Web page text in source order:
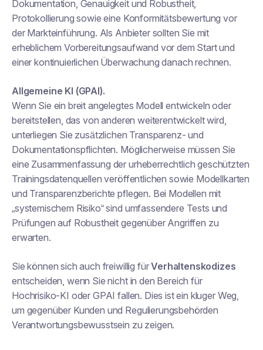
Dokumentation, Genauigkeit und Robustheit,
Protokollierung sowie eine Konformitätsbewertung vor
der Markteinführung. Als Anbieter sollten Sie mit
erheblichem Vorbereitungsaufwand vor dem Start und
einer kontinuierlichen Überwachung danach rechnen.
Allgemeine KI (GPAI).
Wenn Sie ein breit angelegtes Modell entwickeln oder
bereitstellen, das von anderen weiterentwickelt wird,
unterliegen Sie zusätzlichen Transparenz- und
Dokumentationspflichten. Möglicherweise müssen Sie
eine Zusammenfassung der urheberrechtlich geschützten
Trainingsdatenquellen veröffentlichen sowie Modellkarten
und Transparenzberichte pflegen. Bei Modellen mit
„systemischem Risiko“ sind umfassendere Tests und
Prüfungen auf Robustheit gegenüber Angriffen zu
erwarten.
Sie können sich auch freiwillig fürVerhaltenskodizes
entscheiden, wenn Sie nicht in den Bereich für
Hochrisiko-KI oder GPAI fallen. Dies ist ein kluger Weg,
um gegenüber Kunden und Regulierungsbehörden
Verantwortungsbewusstsein zu zeigen.